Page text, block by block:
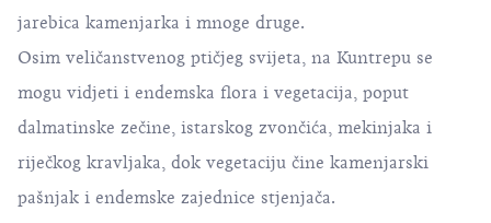
jarebica kamenjarka i mnoge druge.
Osim veličanstvenog ptičjeg svijeta, na Kuntrepu se
mogu vidjeti i endemska flora i vegetacija, poput
dalmatinske zečine, istarskog zvončića, mekinjaka i
riječkog kravljaka, dok vegetaciju čine kamenjarski
pašnjak i endemske zajednice stjenjača.